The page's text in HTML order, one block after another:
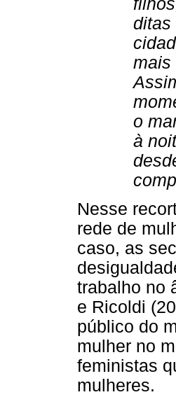
ditas
mais
o
à
Nesse
rede de
caso, as
trabalho no
e Ricoldi
público do
mulher no
feministas
mulheres.